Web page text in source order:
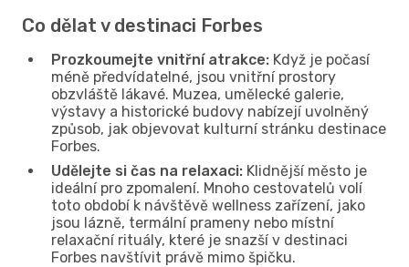
Co dělat v destinaci Forbes
Prozkoumejte vnitřní atrakce: Když je počasí
méně předvídatelné, jsou vnitřní prostory
obzvláště lákavé. Muzea, umělecké galerie,
výstavy a historické budovy nabízejí uvolněný
způsob, jak objevovat kulturní stránku destinace
Forbes.
Udělejte si čas na relaxaci: Klidnější město je
ideální pro zpomalení. Mnoho cestovatelů volí
toto období k návštěvě wellness zařízení, jako
jsou lázně, termální prameny nebo místní
relaxační rituály, které je snazší v destinaci
Forbes navštívit právě mimo špičku.